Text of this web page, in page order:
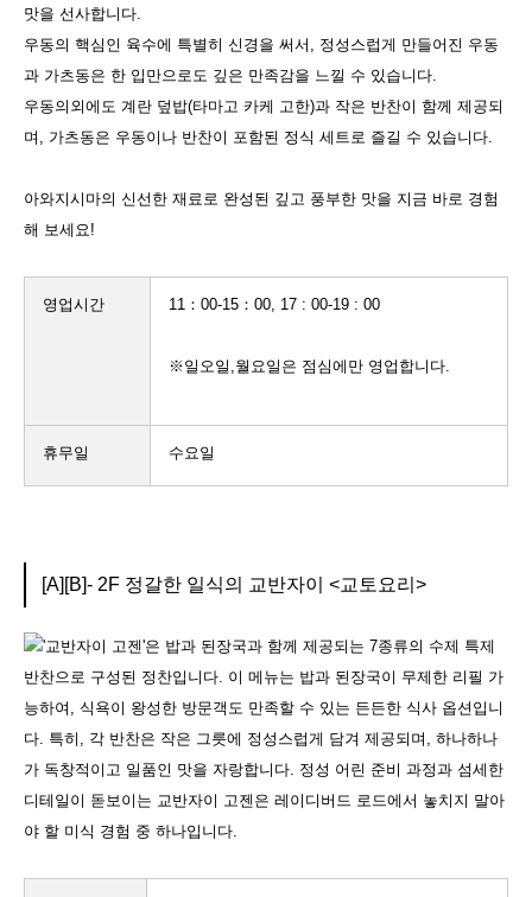
맛을 선사합니다.
우동의 핵심인 육수에 특별히 신경을 써서, 정성스럽게 만들어진 우동
과 가츠동은 한 입만으로도 깊은 만족감을 느낄 수 있습니다.
우동의외에도 계란 덮밥(타마고 카케 고한)과 작은 반찬이 함께 제공되
며, 가츠동은 우동이나 반찬이 포함된 정식 세트로 즐길 수 있습니다.
아와지시마의 신선한 재료로 완성된 깊고 풍부한 맛을 지금 바로 경험
해 보세요!
영업시간 11：00-15：00, 17 : 00-19 : 00
※일오일,월요일은 점심에만 영업합니다.
휴무일 수요일
[A][B]- 2F 정갈한 일식의 교반자이 <교토요리>
'교반자이 고젠'은 밥과 된장국과 함께 제공되는 7종류의 수제 특제
반찬으로 구성된 정찬입니다. 이 메뉴는 밥과 된장국이 무제한 리필 가
능하여, 식욕이 왕성한 방문객도 만족할 수 있는 든든한 식사 옵션입니
다. 특히, 각 반찬은 작은 그릇에 정성스럽게 담겨 제공되며, 하나하나
가 독창적이고 일품인 맛을 자랑합니다. 정성 어린 준비 과정과 섬세한
디테일이 돋보이는 교반자이 고젠은 레이디버드 로드에서 놓치지 말아
야 할 미식 경험 중 하나입니다.